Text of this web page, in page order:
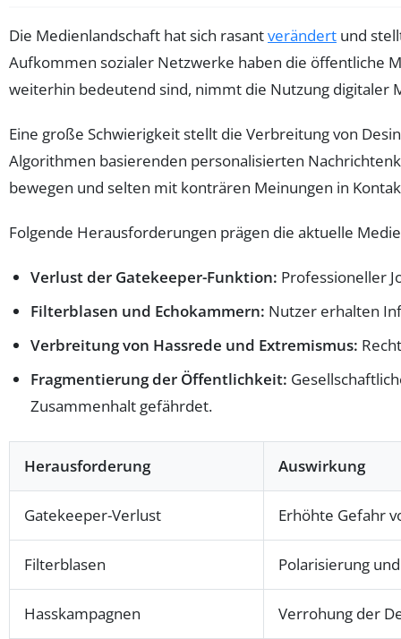
Die Medienlandschaft hat sich rasantverändert und
Aufkommen sozialer Netzwerke haben die öffentliche
weiterhin bedeutend sind, nimmt die Nutzung digitaler
Eine große Schwierigkeit stellt die Verbreitung von
Algorithmen basierenden personalisierten
bewegen und selten mit konträren Meinungen in
Folgende Herausforderungen prägen die aktuelle
Verlust der Gatekeeper-Funktion: Professioneller
Filterblasen und Echokammern: Nutzer erhalten
Verbreitung von Hassrede und Extremismus:
Fragmentierung der Öffentlichkeit:
Zusammenhalt gefährdet.
Herausforderung Auswirkung
Gatekeeper-Verlust Erhöhte Gefahr
Filterblasen Polarisierung
Hasskampagnen Verrohung der